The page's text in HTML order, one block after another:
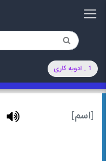
1 . ادویه کاری
[اسم]